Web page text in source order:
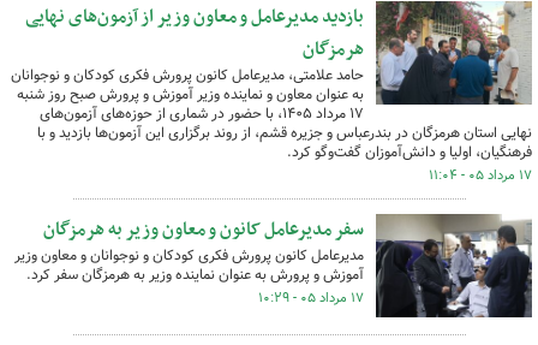
بازدید مدیرعامل و معاون وزیر از آزمون‌های نهایی
هرمزگان
حامد علامتی، مدیرعامل کانون پرورش فکری کودکان و نوجوانان
به عنوان معاون و نماینده وزیر آموزش و پرورش صبح روز شنبه
۱۷ مرداد ۱۴۰۵، با حضور در شماری از حوزه‌های آزمون‌های
نهایی استان هرمزگان در بندرعباس و جزیره قشم، از روند برگزاری این آزمون‌ها بازدید و با
فرهنگیان، اولیا و دانش‌آموزان گفت‌وگو کرد.
۱۷ مرداد ۰۵ - ۱۱:۰۴
سفر مدیرعامل کانون و معاون وزیر به هرمزگان
مدیرعامل کانون پرورش فکری کودکان و نوجوانان و معاون وزیر
آموزش و پرورش به عنوان نماینده وزیر به هرمزگان سفر کرد.
۱۷ مرداد ۰۵ - ۱۰:۲۹